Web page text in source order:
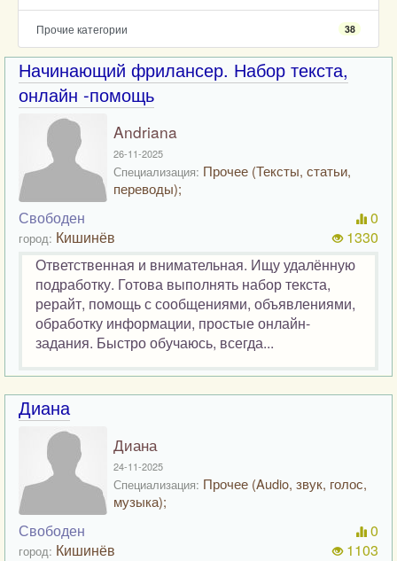
Прочие категории 38
Начинающий фрилансер. Набор текста,
онлайн -помощь
Andriana
26-11-2025
Специализация: Прочее (Тексты, статьи,
переводы);
Свободен
город: Кишинёв
0
1330
Ответственная и внимательная. Ищу удалённую
подработку. Готова выполнять набор текста,
рерайт, помощь с сообщениями, объявлениями,
обработку информации, простые онлайн-
задания. Быстро обучаюсь, всегда...
Диана
Диана
24-11-2025
Специализация: Прочее (Audio, звук, голос,
музыка);
Свободен
город: Кишинёв
0
1103